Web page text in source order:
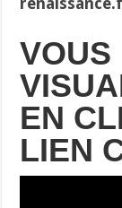
VOUS
EN
LIEN